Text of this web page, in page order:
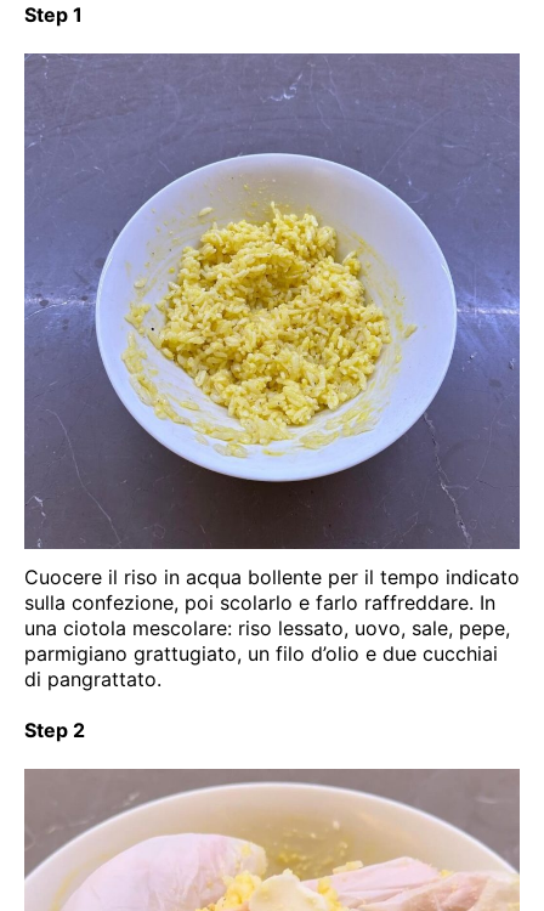
Step 1
Cuocere il riso in acqua bollente per il tempo indicato
sulla confezione, poi scolarlo e farlo raffreddare. In
una ciotola mescolare: riso lessato, uovo, sale, pepe,
parmigiano grattugiato, un filo d’olio e due cucchiai
di pangrattato.
Step 2